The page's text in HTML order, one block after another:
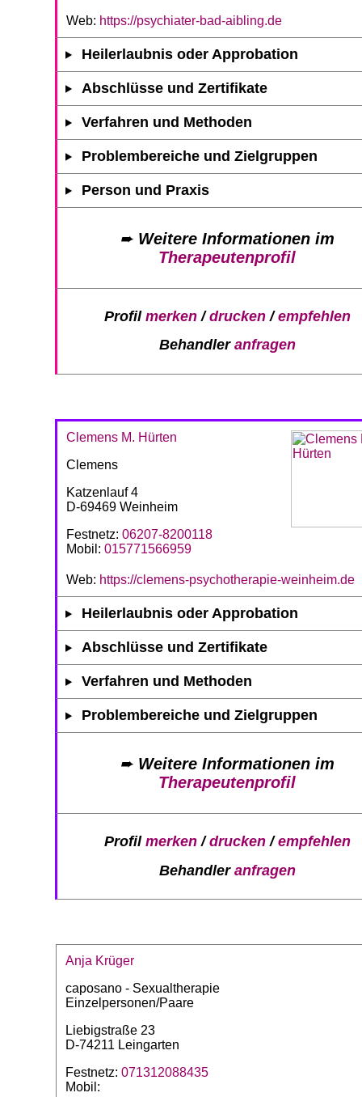
Web: https://psychiater-bad-aibling.de
Heilerlaubnis oder Approbation
Abschlüsse und Zertifikate
Verfahren und Methoden
Problembereiche und Zielgruppen
Person und Praxis
➨ Weitere Informationen im
Therapeutenprofil
Profil merken/drucken/empfehlen
Behandler anfragen
Clemens M. Hürten
Clemens
Katzenlauf 4
D-69469 Weinheim
Festnetz: 06207-8200118
Mobil: 015771566959
Web: https://clemens-psychotherapie-weinheim.de
Heilerlaubnis oder Approbation
Abschlüsse und Zertifikate
Verfahren und Methoden
Problembereiche und Zielgruppen
➨ Weitere Informationen im
Therapeutenprofil
Profil merken/drucken/empfehlen
Behandler anfragen
Anja Krüger
caposano - Sexualtherapie
Einzelpersonen/Paare
Liebigstraße 23
D-74211 Leingarten
Festnetz: 071312088435
Mobil: